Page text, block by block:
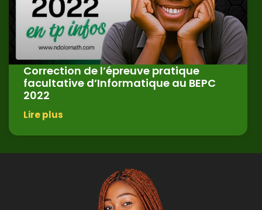
Correction de l’épreuve pratique
facultative d’Informatique au BEPC
2022
Lire plus